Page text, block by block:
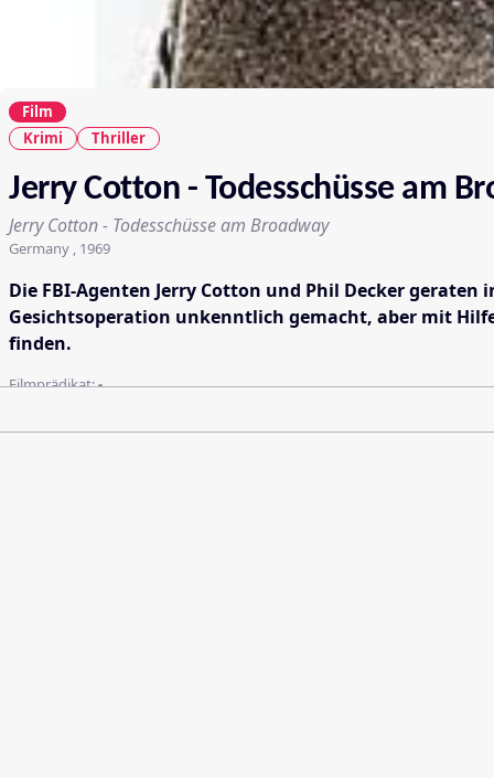
Film
Krimi
Thriller
Jerry Cotton - Todesschüsse am
Jerry Cotton - Todesschüsse am Broadway
Germany , 1969
Die FBI-Agenten Jerry Cotton und Phil Decker
Gesichtsoperation unkenntlich gemacht, aber mit
finden.
Filmprädikat:-